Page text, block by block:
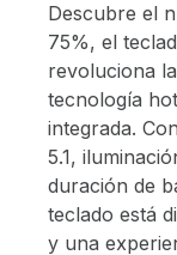
Descubre el
75%, el
revoluciona
tecnología
integrada.
5.1,
duración de
teclado está
y una